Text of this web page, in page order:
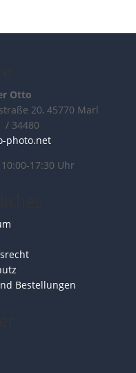
Otto
20, 45770 Marl
/ 34480
photo.net
17:30 Uhr
Bestellungen